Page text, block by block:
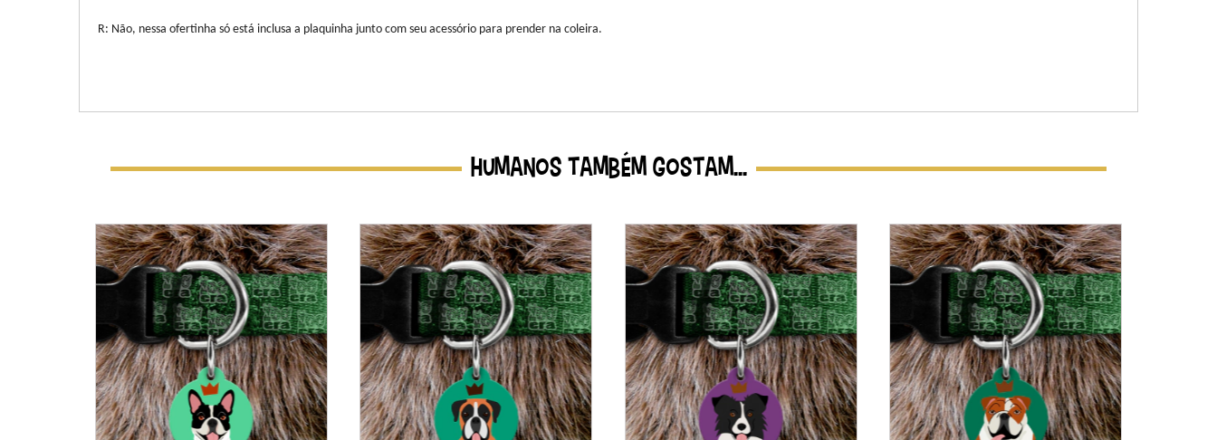
R: Não, nessa ofertinha só está inclusa a plaquinha junto com seu acessório para prender na coleira.
HUMANOS TAMBÉM GOSTAM...